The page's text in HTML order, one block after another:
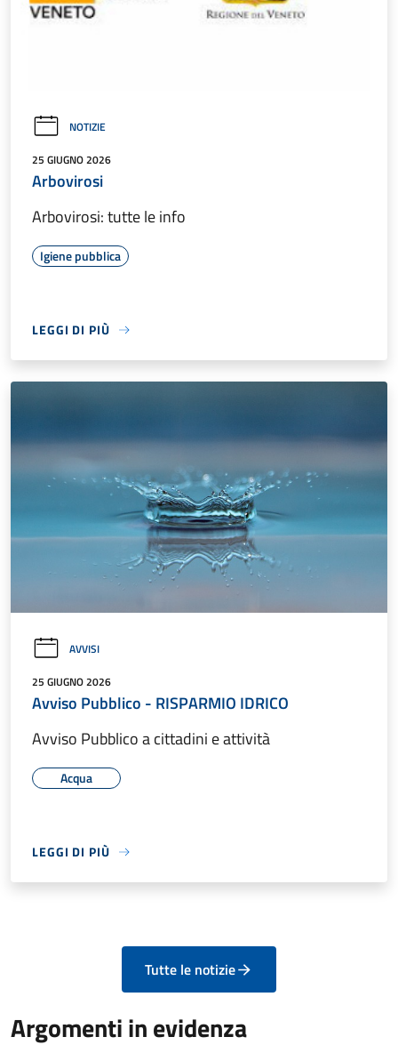
NOTIZIE
25 GIUGNO 2026
Arbovirosi
Arbovirosi: tutte le info
Igiene pubblica
LEGGI DI PIÙ
AVVISI
25 GIUGNO 2026
Avviso Pubblico - RISPARMIO IDRICO
Avviso Pubblico a cittadini e attività
Acqua
LEGGI DI PIÙ
Tutte le notizie
Argomenti in evidenza